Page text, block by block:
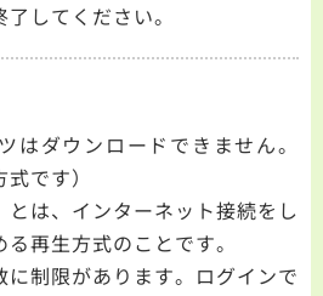
してください。
はダウンロードできません。
式です）
とは、インターネット接続をし
再生方式のことです。
制限があります。ログインで